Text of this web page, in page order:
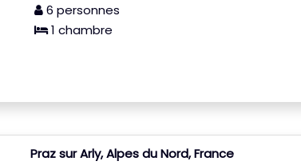
6 personnes
1 chambre
Praz sur Arly, Alpes du Nord, France